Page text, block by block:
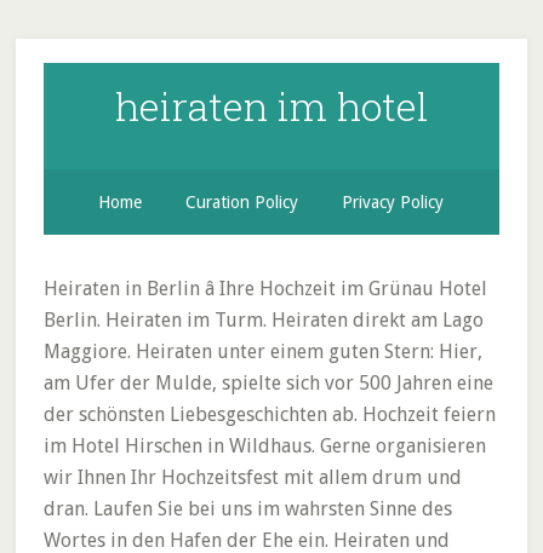
heiraten im hotel
Home Curation Policy Privacy Policy
Heiraten in Berlin â Ihre Hochzeit im Grünau Hotel
Berlin. Heiraten im Turm. Heiraten direkt am Lago
Maggiore. Heiraten unter einem guten Stern: Hier,
am Ufer der Mulde, spielte sich vor 500 Jahren eine
der schönsten Liebesgeschichten ab. Hochzeit feiern
im Hotel Hirschen in Wildhaus. Gerne organisieren
wir Ihnen Ihr Hochzeitsfest mit allem drum und
dran. Laufen Sie bei uns im wahrsten Sinne des
Wortes in den Hafen der Ehe ein. Heiraten und